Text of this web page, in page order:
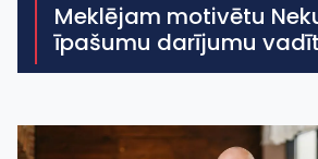
Meklējam motivētu
īpašumu darījumu